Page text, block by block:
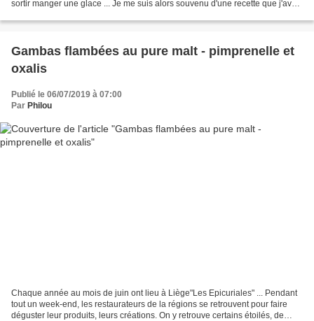
sortir manger une glace ... Je me suis alors souvenu d'une recette que j'avais
Gambas flambées au pure malt - pimprenelle et
oxalis
Publié le 06/07/2019 à 07:00
Par Philou
Chaque année au mois de juin ont lieu à Liège"Les Epicuriales" ... Pendant
tout un week-end, les restaurateurs de la régions se retrouvent pour faire
déguster leur produits, leurs créations. On y retrouve certains étoilés, de